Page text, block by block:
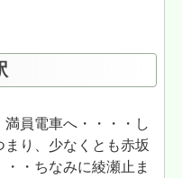
員電車へ・・・・し
り、少なくとも赤坂
・ちなみに綾瀬止ま